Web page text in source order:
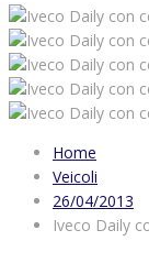
Home
Veicoli
26/04/2013
Iveco Daily